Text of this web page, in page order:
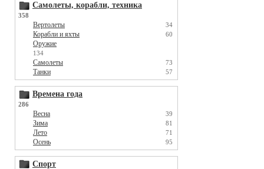
Самолеты, корабли, техника
358
Вертолеты 34
Корабли и яхты 60
Оружие
134
Самолеты 73
Танки 57
Времена года
286
Весна 39
Зима 81
Лето 71
Осень 95
Спорт